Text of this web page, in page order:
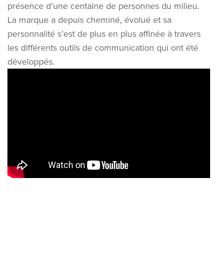
présence d’une centaine de personnes du milieu.
La marque a depuis cheminé, évolué et sa
personnalité s’est de plus en plus affinée à travers
les différents outils de communication qui ont été
développés.